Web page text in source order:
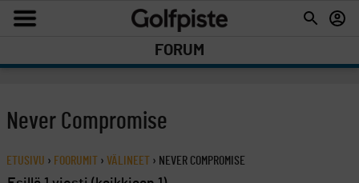
FORUM
Never Compromise
ETUSIVU › FOORUMIT › VÄLINEET › NEVER COMPROMISE